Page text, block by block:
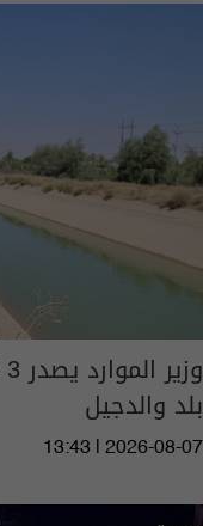
بلد والدجيل
13:43 | 2026-08-07